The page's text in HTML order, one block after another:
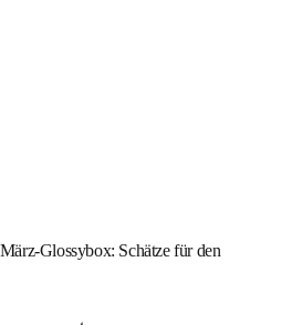
Glossybox: Schätze für den